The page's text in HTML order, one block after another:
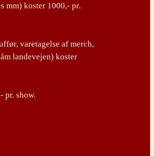
mm) koster 1000,- pr.
varetagelse af merch,
landevejen) koster
pr. show.